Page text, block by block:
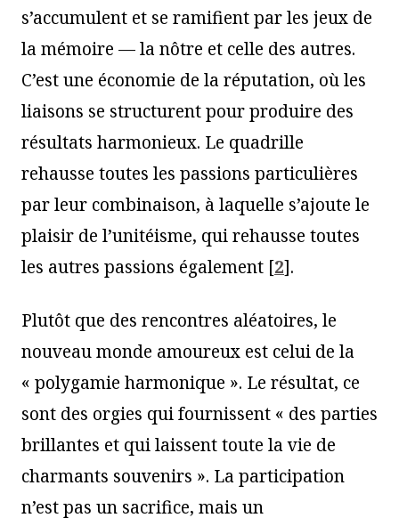
s’accumulent et se ramifient par les jeux de
la mémoire — la nôtre et celle des autres.
C’est une économie de la réputation, où les
liaisons se structurent pour produire des
résultats harmonieux. Le quadrille
rehausse toutes les passions particulières
par leur combinaison, à laquelle s’ajoute le
plaisir de l’unitéisme, qui rehausse toutes
les autres passions également [2].
Plutôt que des rencontres aléatoires, le
nouveau monde amoureux est celui de la
« polygamie harmonique ». Le résultat, ce
sont des orgies qui fournissent « des parties
brillantes et qui laissent toute la vie de
charmants souvenirs ». La participation
n’est pas un sacrifice, mais un